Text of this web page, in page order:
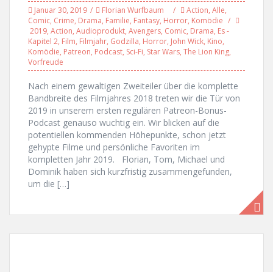
Januar 30, 2019 Florian Wurfbaum Action, Alle,
Comic, Crime, Drama, Familie, Fantasy, Horror, Komödie
2019, Action, Audioprodukt, Avengers, Comic, Drama, Es -
Kapitel 2, Film, Filmjahr, Godzilla, Horror, John Wick, Kino,
Komödie, Patreon, Podcast, Sci-Fi, Star Wars, The Lion King,
Vorfreude
Nach einem gewaltigen Zweiteiler über die komplette
Bandbreite des Filmjahres 2018 treten wir die Tür von
2019 in unserem ersten regulären Patreon-Bonus-
Podcast genauso wuchtig ein. Wir blicken auf die
potentiellen kommenden Höhepunkte, schon jetzt
gehypte Filme und persönliche Favoriten im
kompletten Jahr 2019. Florian, Tom, Michael und
Dominik haben sich kurzfristig zusammengefunden,
um die […]